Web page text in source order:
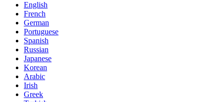
English
French
German
Portuguese
Spanish
Russian
Japanese
Korean
Arabic
Irish
Greek